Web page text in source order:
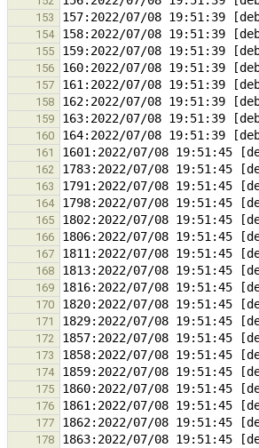
153
154
155
156
157
158
159
160
161
162
163
164
165
166
167
168
169
170
171
172
173
174
175
176
177
178